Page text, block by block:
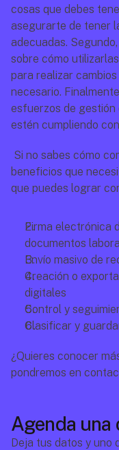
cosas que debes
asegurarte de tener
adecuadas.
sobre cómo
para realizar
necesario.
esfuerzos de
estén cumpliendo
Si no sabes cómo
beneficios que
que puedes lograr
Firma electrónica
documentos
Envío masivo de
Creación o
digitales
Control y
Clasificar y
¿Quieres conocer
pondremos en
Agenda una
Deja tus datos y uno